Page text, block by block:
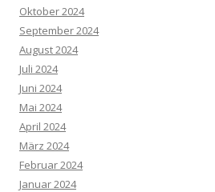
Oktober 2024
September 2024
August 2024
Juli 2024
Juni 2024
Mai 2024
April 2024
März 2024
Februar 2024
Januar 2024